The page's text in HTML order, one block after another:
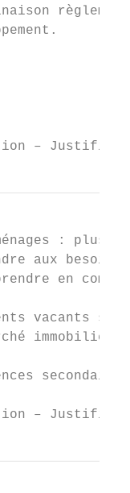
–
: plus
aux
en
vacants
immobilier
–